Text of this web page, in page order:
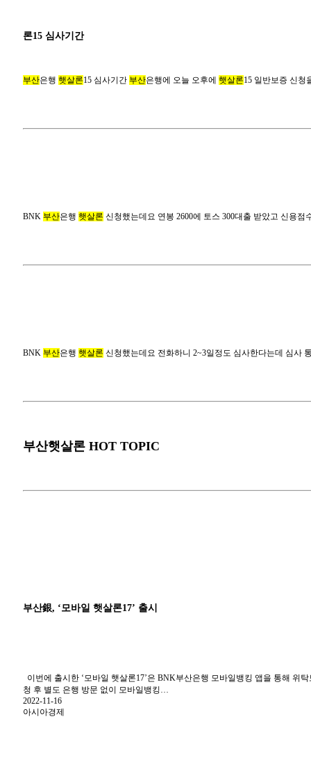
론15
부산은행 햇살론15 심사기간 부산은행에 오늘 오후에 햇살론15 일반보증 신청
BNK 부산은행 햇살론 신청했는데요 연봉 2600에 토스 300대출 받았고 신용
BNK 부산은행 햇살론 신청했는데요 전화하니 2~3일정도 심사한다는데 심사
부산햇살론 HOT TOPIC
부산銀, ‘모바일 햇살론17’ 출시
이번에 출시한 ‘모바일 햇살론17’은 BNK부산은행 모바일뱅킹 앱을 통해 위
청 후 별도 은행 방문 없이 모바일뱅킹…
2022-11-16
아시아경제